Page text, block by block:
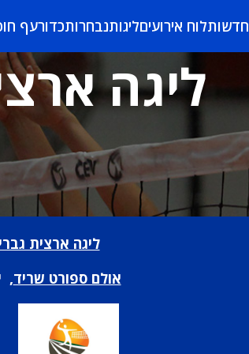
חדשותלוח אירועיםליגותנבחרותכדורעף
ליגה
ליגה ארצית
אולם ספורט שריד,